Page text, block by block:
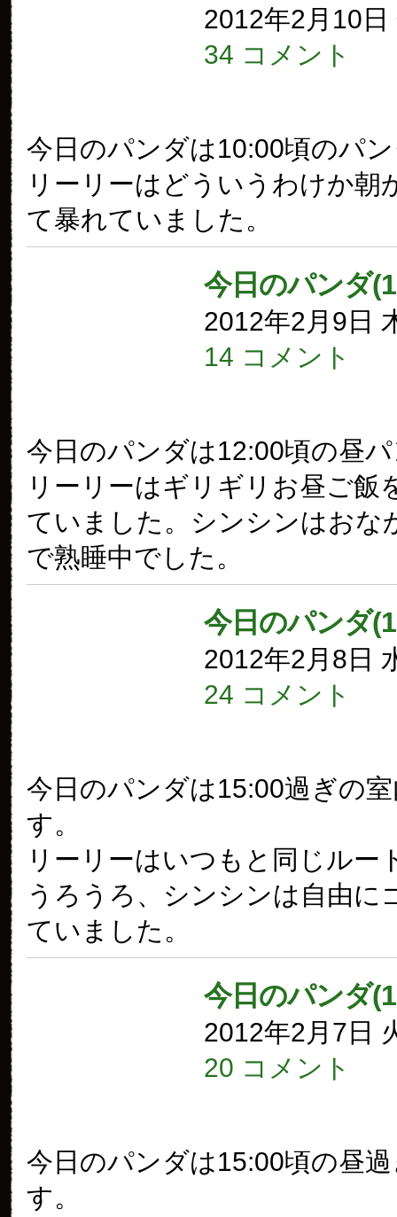
2012年2月10日
34 コメント
今日のパンダは10:00頃のパ
リーリーはどういうわけか朝
て暴れていました。
今日のパンダ
2012年2月9日
14 コメント
今日のパンダは12:00頃の昼
リーリーはギリギリお昼ご飯
ていました。シンシンはおな
で熟睡中でした。
今日のパンダ
2012年2月8日
24 コメント
今日のパンダは15:00過ぎの
す。
リーリーはいつもと同じルー
うろうろ、シンシンは自由に
ていました。
今日のパンダ
2012年2月7日
20 コメント
今日のパンダは15:00頃の昼
す。